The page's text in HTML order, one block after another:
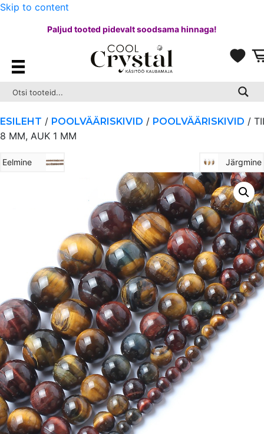
Skip to content
Paljud tooted pidevalt soodsama hinnaga!
ESILEHT / POOLVÄÄRISKIVID / POOLVÄÄRISKIVID /
8 MM, AUK 1 MM
Eelmine Järgmine